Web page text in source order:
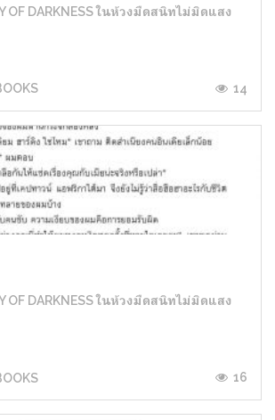
OF DARKNESS ในห้วงมืดสนิทไม่มิดแสง
14
OF DARKNESS ในห้วงมืดสนิทไม่มิดแสง
16